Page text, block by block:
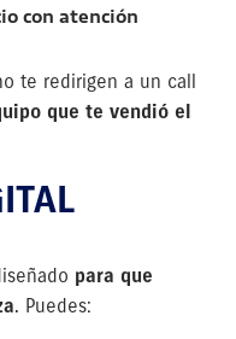
con atención
te redirigen a un call
que te vendió el
para que
. Puedes: